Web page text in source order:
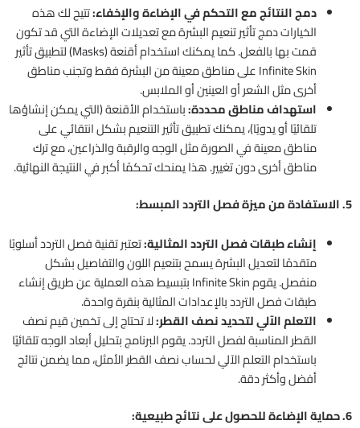
دمج النتائج مع التحكم في الإضاءة والإخفاء:تتيح لك هذه
الخيارات دمج تأثير تنعيم البشرة مع تعديلات الإضاءة التي قد تكون
قمت بها بالفعل. كما يمكنك استخدام أقنعة (Masks) لتطبيق تأثير
Infinite Skin على مناطق معينة من البشرة فقط وتجنب مناطق
أخرى مثل الشعر أو العينين أو الملابس.
استهداف مناطق محددة:باستخدام الأقنعة (التي يمكن إنشاؤها
تلقائيًا أو يدويًا)، يمكنك تطبيق تأثير التنعيم بشكل انتقائي على
مناطق معينة في الصورة مثل الوجه والرقبة والذراعين، مع ترك
مناطق أخرى دون تغيير. هذا يمنحك تحكمًا أكبر في النتيجة النهائية.
5. الاستفادة من ميزة فصل التردد المبسط:
إنشاء طبقات فصل التردد المثالية:تعتبر تقنية فصل التردد أسلوبًا
متقدمًا لتعديل البشرة يسمح بتنعيم اللون والتفاصيل بشكل
منفصل. يقوم Infinite Skin بتبسيط هذه العملية عن طريق إنشاء
طبقات فصل التردد بالإعدادات المثالية بنقرة واحدة.
التعلم الآلي لتحديد نصف القطر:لا تحتاج إلى تخمين قيم نصف
القطر المناسبة لفصل التردد. يقوم البرنامج بتحليل أبعاد الوجه تلقائيًا
باستخدام التعلم الآلي لحساب نصف القطر الأمثل، مما يضمن نتائج
أفضل وأكثر دقة.
6. حماية الإضاءة للحصول على نتائج طبيعية: